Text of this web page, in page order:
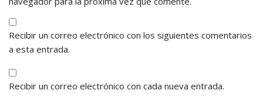
Recibir un correo electrónico con los siguientes comentarios
a esta entrada.
Recibir un correo electrónico con cada nueva entrada.